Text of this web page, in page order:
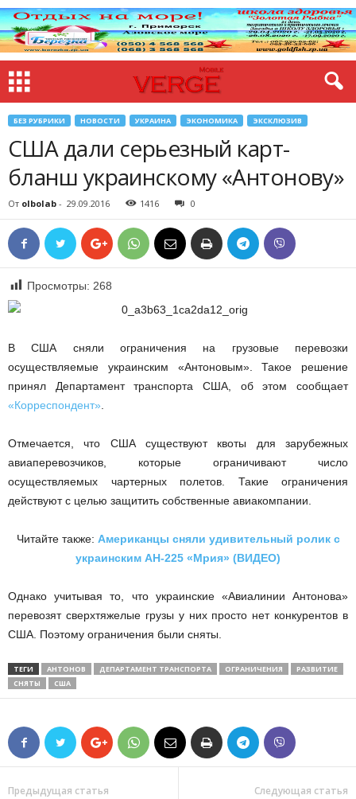
БЕЗ РУБРИКИ НОВОСТИ УКРАИНА ЭКОНОМИКА ЭКСКЛЮЗИВ
США дали серьезный карт-
бланш украинскому «Антонову»
От olbolab - 29.09.2016 1416 0
Просмотры: 268
В США сняли ограничения на грузовые перевозки
осуществляемые украинским «Антоновым». Такое решение
принял Департамент транспорта США, об этом сообщает
«Корреспондент»
Отмечается, что США существуют квоты для зарубежных
авиаперевозчиков, которые ограничивают число
осуществляемых чартерных полетов. Такие ограничения
действуют с целью защитить собственные авиакомпании.
Читайте также: Американцы сняли удивительный ролик с
украинским АН-225 «Мрия» (ВИДЕО)
Однако учитывая то, что украинские «Авиалинии Антонова»
перевозят сверхтяжелые грузы у них просто нет конкурентов в
США. Поэтому ограничения были сняты.
ТЕГИ АНТОНОВ ДЕПАРТАМЕНТ ТРАНСПОРТА ОГРАНИЧЕНИЯ
РАЗВИТИЕ
СНЯТЫ
США
Предыдущая статья Следующая статья